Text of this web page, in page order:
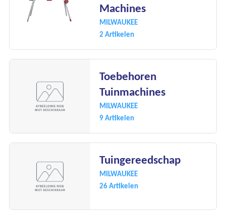
Machines
MILWAUKEE
2 Artikelen
Toebehoren
Tuinmachines
MILWAUKEE
9 Artikelen
Tuingereedschap
MILWAUKEE
26 Artikelen